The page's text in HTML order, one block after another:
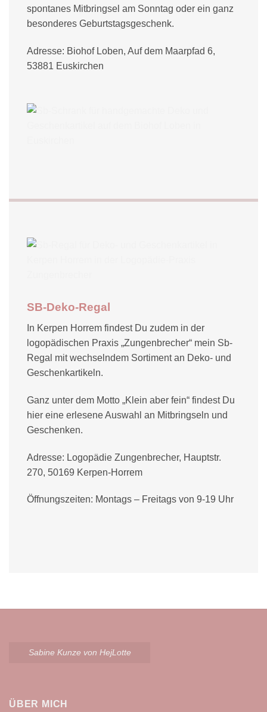
spontanes Mitbringsel am Sonntag oder ein ganz
besonderes Geburtstagsgeschenk.
Adresse: Biohof Loben, Auf dem Maarpfad 6,
53881 Euskirchen
SB-Deko-Regal
In Kerpen Horrem findest Du zudem in der
logopädischen Praxis „Zungenbrecher“ mein Sb-
Regal mit wechselndem Sortiment an Deko- und
Geschenkartikeln.
Ganz unter dem Motto „Klein aber fein“ findest Du
hier eine erlesene Auswahl an Mitbringseln und
Geschenken.
Adresse: Logopädie Zungenbrecher, Hauptstr.
270, 50169 Kerpen-Horrem
Öffnungszeiten: Montags – Freitags von 9-19 Uhr
Sabine Kunze von HejLotte
ÜBER MICH